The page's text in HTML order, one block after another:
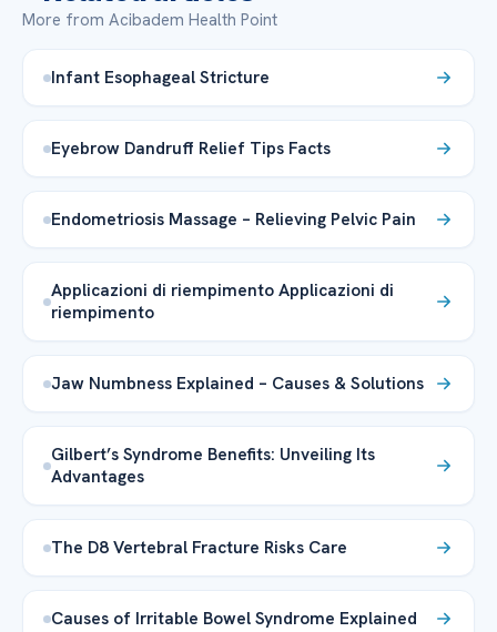
More from Acibadem Health Point
Infant Esophageal Stricture
Eyebrow Dandruff Relief Tips Facts
Endometriosis Massage – Relieving Pelvic Pain
Applicazioni di riempimento Applicazioni di
riempimento
Jaw Numbness Explained – Causes & Solutions
Gilbert’s Syndrome Benefits: Unveiling Its
Advantages
The D8 Vertebral Fracture Risks Care
Causes of Irritable Bowel Syndrome Explained